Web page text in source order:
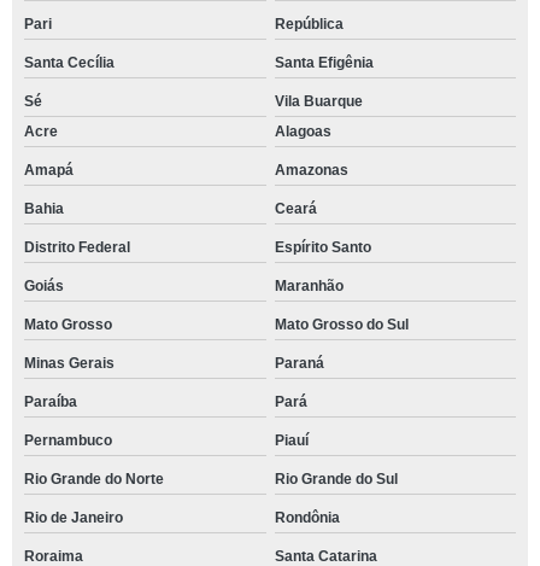
Pari República
Santa Cecília Santa Efigênia
Sé
Vila Buarque
Acre
Alagoas
Amapá Amazonas
Bahia Ceará
Distrito Federal Espírito Santo
Goiás Maranhão
Mato Grosso Mato Grosso do Sul
Minas Gerais Paraná
Paraíba Pará
Pernambuco Piauí
Rio Grande do Norte Rio Grande do Sul
Rio de Janeiro Rondônia
Roraima Santa Catarina